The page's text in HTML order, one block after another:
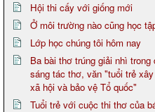
Hội thi cấy với giống mới
Ở môi trường nào cũng học
Lớp học chúng tôi hôm nay
Ba bài thơ trúng giải nhì
sáng tác thơ, văn "tuổi trẻ
xã hội và bảo vệ Tổ quốc"
Tuổi trẻ với cuộc thi thơ của